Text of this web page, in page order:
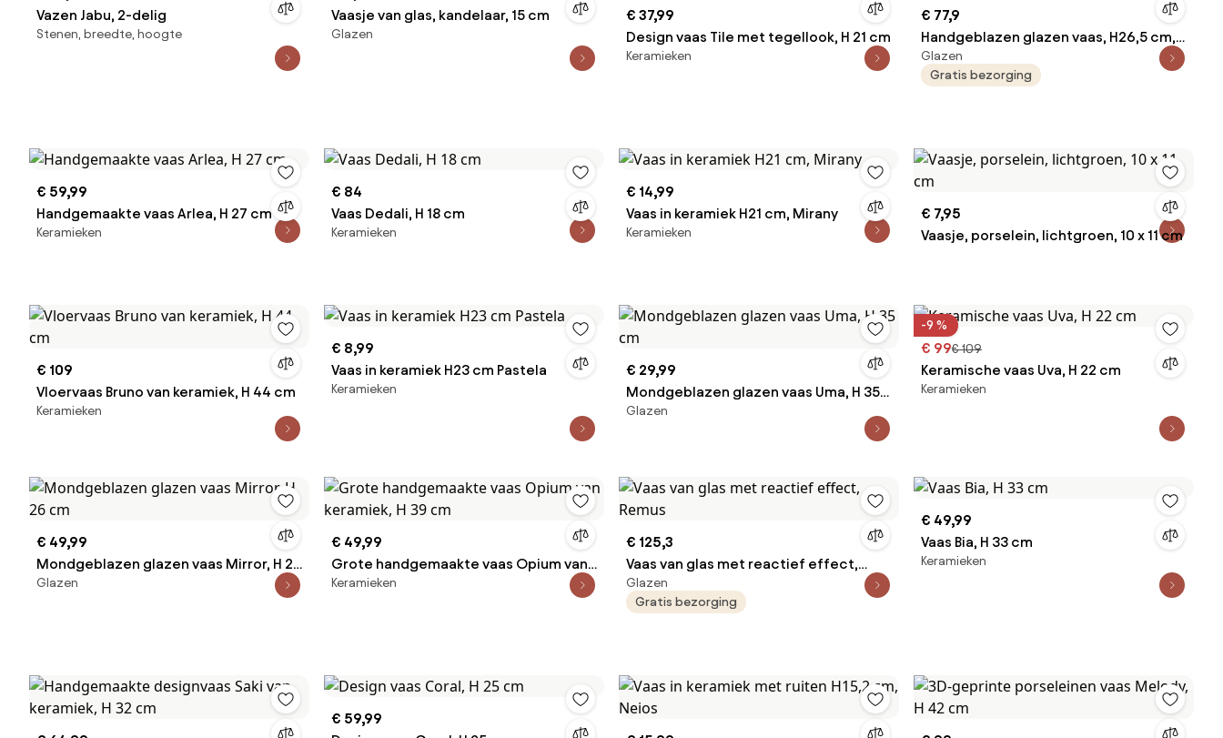
Vazen Jabu, 2-delig
Stenen, breedte, hoogte
Vaasje van glas, kandelaar, 15 cm
Glazen
€ 37,99
Design vaas Tile met tegellook, H 21 cm
Keramieken
€ 77,9
Handgeblazen glazen vaas, H26,5 cm,
Myra
Glazen
Gratis bezorging
€ 59,99
Handgemaakte vaas Arlea, H 27 cm
Keramieken
€ 84
Vaas Dedali, H 18 cm
Keramieken
€ 14,99
Vaas in keramiek H21 cm, Mirany
Keramieken
€ 7,95
Vaasje, porselein, lichtgroen, 10 x 11 cm
€ 109
Vloervaas Bruno van keramiek, H 44 cm
Keramieken
€ 8,99
Vaas in keramiek H23 cm Pastela
Keramieken
€ 29,99
Mondgeblazen glazen vaas Uma, H 35
cm
Glazen
-9 %
€ 99€ 109
Keramische vaas Uva, H 22 cm
Keramieken
€ 49,99
Mondgeblazen glazen vaas Mirror, H 26
cm
Glazen
€ 49,99
Grote handgemaakte vaas Opium van
keramiek, H 39 cm
Keramieken
€ 125,3
Vaas van glas met reactief effect,
Remus
Glazen
Gratis bezorging
€ 49,99
Vaas Bia, H 33 cm
Keramieken
€ 59,99